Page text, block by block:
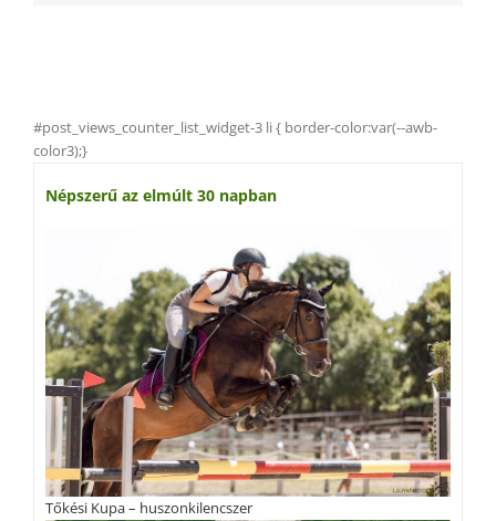
#post_views_counter_list_widget-3 li { border-color:var(--awb-
color3);}
Népszerű az elmúlt 30 napban
Tőkési Kupa – huszonkilencszer